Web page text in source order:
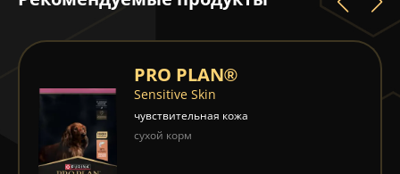
PRO PLAN®
Sensitive Skin
чувствительная кожа
сухой корм